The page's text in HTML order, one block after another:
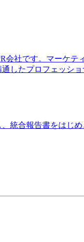
社です。マーケ
したプロフェッシ
統合報告書をはじ